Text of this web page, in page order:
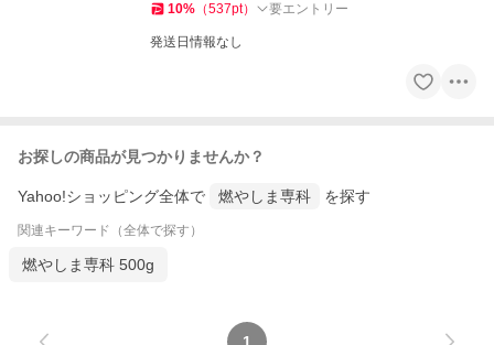
10% （537pt） 要エントリー
発送日情報なし
お探しの商品が見つかりませんか？
Yahoo!ショッピング全体で 燃やしま専科 を探す
関連キーワード（全体で探す）
燃やしま専科 500g